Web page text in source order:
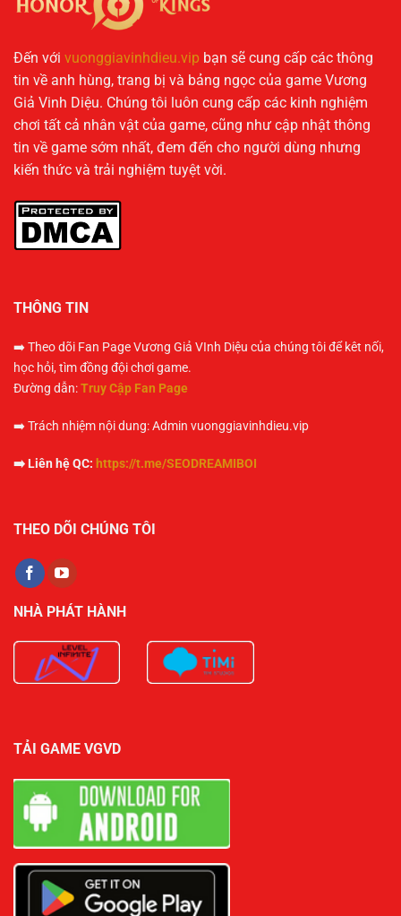
Đến với vuonggiavinhdieu.vip bạn sẽ cung cấp các thông
tin về anh hùng, trang bị và bảng ngọc của game Vương
Giả Vinh Diệu. Chúng tôi luôn cung cấp các kinh nghiệm
chơi tất cả nhân vật của game, cũng như cập nhật thông
tin về game sớm nhất, đem đến cho người dùng nhưng
kiến thức và trải nghiệm tuyệt vời.
THÔNG TIN
➡️ Theo dõi Fan Page Vương Giả VInh Diệu của chúng tôi để kêt nối,
học hỏi, tìm đồng đội chơi game.
Đường dẫn:Truy Cập Fan Page
➡️ Trách nhiệm nội dung: Admin vuonggiavinhdieu.vip
➡️ Liên hệ QC: https://t.me/SEODREAMIBOI
THEO DÕI CHÚNG TÔI
NHÀ PHÁT HÀNH
TẢI GAME VGVD